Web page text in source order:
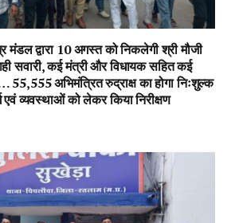
मंडल द्वारा 10 अगस्त को निकलेगी श्री मौजी
सवारी, कई मंत्री और विधायक सहित कई
55,555 अभिमंत्रित रुद्राक्ष का होगा निःशुल्क
एवं व्यवस्थाओं को लेकर किया निरीक्षण